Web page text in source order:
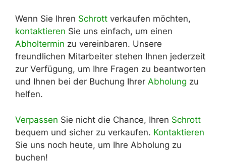
Wenn Sie Ihren Schrott verkaufen möchten,
kontaktieren Sie uns einfach, um einen
Abholtermin zu vereinbaren. Unsere
freundlichen Mitarbeiter stehen Ihnen jederzeit
zur Verfügung, um Ihre Fragen zu beantworten
und Ihnen bei der Buchung Ihrer Abholung zu
helfen.
Verpassen Sie nicht die Chance, Ihren Schrott
bequem und sicher zu verkaufen. Kontaktieren
Sie uns noch heute, um Ihre Abholung zu
buchen!